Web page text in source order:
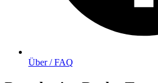
Über / FAQ